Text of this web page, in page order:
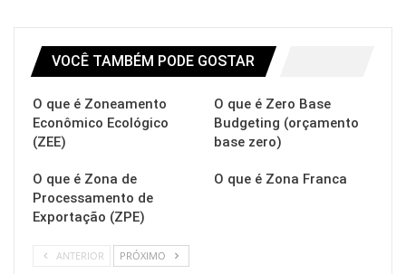
VOCÊ TAMBÉM PODE GOSTAR
O que é Zoneamento
Econômico Ecológico
(ZEE)
O que é Zero Base
Budgeting (orçamento
base zero)
O que é Zona de
Processamento de
Exportação (ZPE)
O que é Zona Franca
ANTERIOR PRÓXIMO